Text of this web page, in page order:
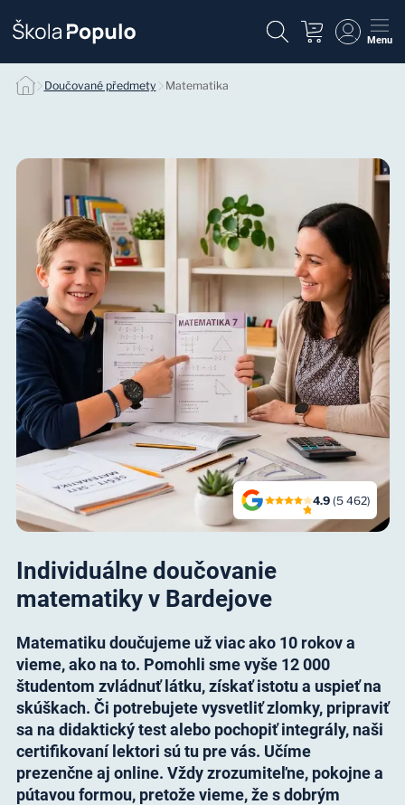
Menu
Doučované předmety
Matematika
4.9(5 462)
Individuálne doučovanie
matematiky v Bardejove
Matematiku doučujeme už viac ako 10 rokov a
vieme, ako na to. Pomohli sme vyše 12 000
študentom zvládnuť látku, získať istotu a uspieť na
skúškach. Či potrebujete vysvetliť zlomky, pripraviť
sa na didaktický test alebo pochopiť integrály, naši
certifikovaní lektori sú tu pre vás. Učíme
prezenčne aj online. Vždy zrozumiteľne, pokojne a
pútavou formou, pretože vieme, že s dobrým